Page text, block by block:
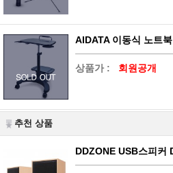
AIDATA 이동식 노트
상품가 : 회원공개
추천 상품
DDZONE USB스피커